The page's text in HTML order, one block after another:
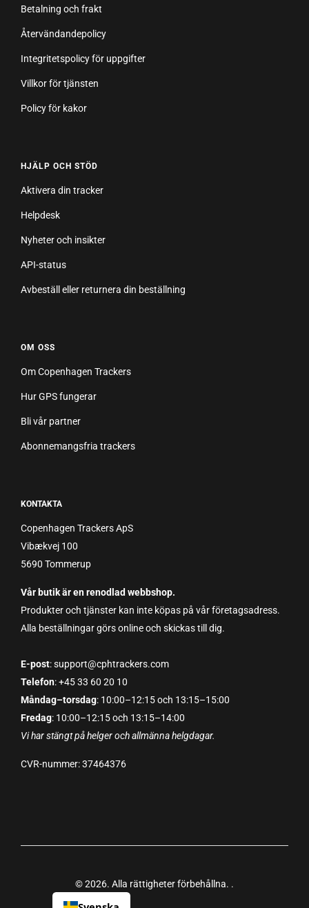
Betalning och frakt
Återvändandepolicy
Integritetspolicy för uppgifter
Villkor för tjänsten
Policy för kakor
HJÄLP OCH STÖD
Aktivera din tracker
Helpdesk
Nyheter och insikter
API-status
Avbeställ eller returnera din beställning
OM OSS
Om Copenhagen Trackers
Hur GPS fungerar
Bli vår partner
Abonnemangsfria trackers
KONTAKTA
Copenhagen Trackers ApS
Vibækvej 100
5690 Tommerup
Vår butik är en renodlad webbshop.
Produkter och tjänster kan inte köpas på vår företagsadress.
Alla beställningar görs online och skickas till dig.
E-post: support@cphtrackers.com
Telefon: +45 33 60 20 10
Måndag–torsdag: 10:00–12:15 och 13:15–15:00
Fredag: 10:00–12:15 och 13:15–14:00
Vi har stängt på helger och allmänna helgdagar.
CVR-nummer: 37464376
© 2026. Alla rättigheter förbehållna. .